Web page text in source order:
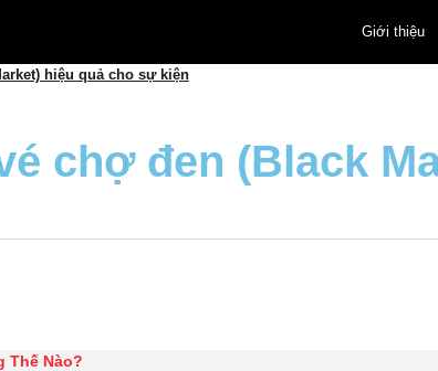
Giới thiệu
hiệu quả cho sự kiện
chợ đen (Black
Thế Nào?